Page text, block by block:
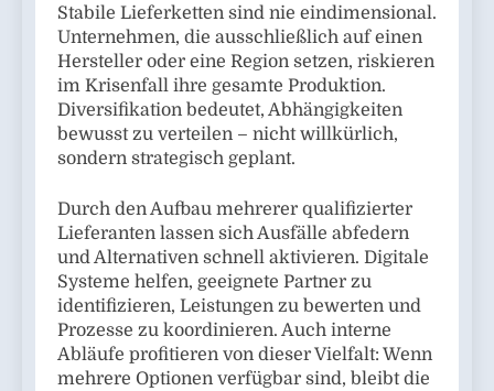
Stabile Lieferketten sind nie eindimensional.
Unternehmen, die ausschließlich auf einen
Hersteller oder eine Region setzen, riskieren
im Krisenfall ihre gesamte Produktion.
Diversifikation bedeutet, Abhängigkeiten
bewusst zu verteilen – nicht willkürlich,
sondern strategisch geplant.
Durch den Aufbau mehrerer qualifizierter
Lieferanten lassen sich Ausfälle abfedern
und Alternativen schnell aktivieren. Digitale
Systeme helfen, geeignete Partner zu
identifizieren, Leistungen zu bewerten und
Prozesse zu koordinieren. Auch interne
Abläufe profitieren von dieser Vielfalt: Wenn
mehrere Optionen verfügbar sind, bleibt die